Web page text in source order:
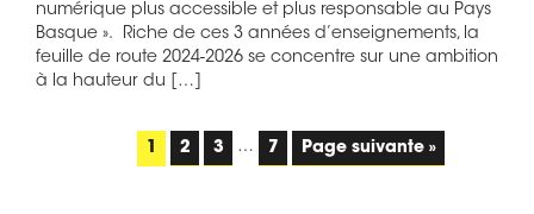
numérique plus accessible et plus responsable au Pays
Basque ». Riche de ces 3 années d’enseignements, la
feuille de route 2024-2026 se concentre sur une ambition
à la hauteur du […]
1 2 3 … 7 Page suivante »